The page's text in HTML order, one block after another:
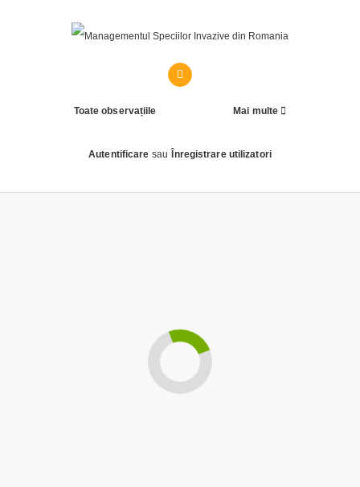
Toate observațiile Mai multe
Autentificare sau Înregistrare utilizatori